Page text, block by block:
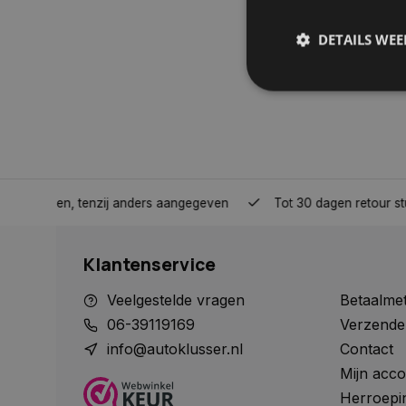
tenzij anders aangegeven Tot 30 dagen retour sturen.
Klantenservice
Veelgestelde vragen
06-39119169
info@autoklusser.nl
Contact
Mijn
DETAILS
Naam
__cf_bm